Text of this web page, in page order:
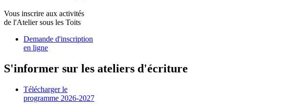
Vous inscrire aux activités
de l'Atelier sous les Toits
Demande d'inscription
en ligne
S'informer sur les ateliers d'écriture
Télécharger le
programme 2026-2027